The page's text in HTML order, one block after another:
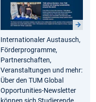
Internationaler Austausch,
Förderprogramme,
Partnerschaften,
Veranstaltungen und mehr:
Über den TUM Global
Opportunities-Newsletter
können sich Studierende,